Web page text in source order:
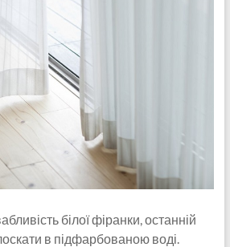
білої фіранки, останній
в підфарбованою воді.